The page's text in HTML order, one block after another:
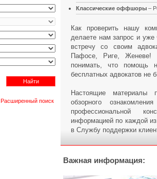
Классические оффшоры –
Как проверить нашу
делаете нам запрос и уже
встречу со своим
Пафосе, Риге,
понимать, что
бесплатных адвокатов не
Настоящие материалы
обзорного
профессиональной
информацией по каждой
в Службу поддержки
Важная информация:
Расширенный поиск